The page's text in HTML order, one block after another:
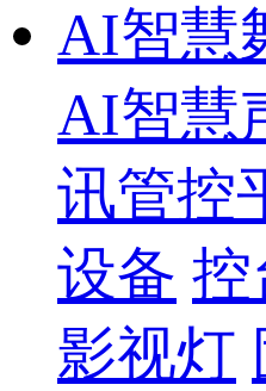
AI智慧
AI智慧
讯管控
设备 控
影视灯